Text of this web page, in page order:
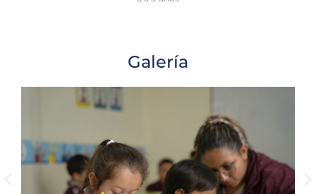
Galería